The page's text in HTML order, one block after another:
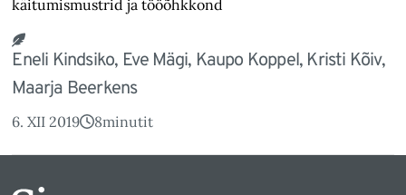
käitumismustrid ja tööõhkkond
Eneli Kindsiko, Eve Mägi, Kaupo Koppel, Kristi Kõiv,
Maarja Beerkens
6. XII 2019 8minutit